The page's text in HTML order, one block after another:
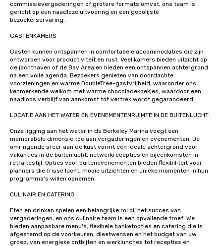
commissievergaderingen of grotere formats omvat, ons team is
gericht op een naadloze uitvoering en een gepolijste
bezoekerservaring.
GASTENKAMERS
Gasten kunnen ontspannen in comfortabele accommodaties die zijn
ontworpen voor productiviteit en rust. Veel kamers bieden uitzicht op
de jachthaven of de Bay Area en bieden een ontspannen achtergrond
na een volle agenda. Bezoekers genieten van doordachte
voorzieningen en warme DoubleTree-gastvrijheid, waaronder ons
kenmerkende welkom met warme chocoladekoekjes, waardoor een
naadloos verblijf van aankomst tot vertrek wordt gegarandeerd.
LOCATIE AAN HET WATER EN EVENEMENTENRUIMTE IN DE BUITENLUCHT
Onze ligging aan het water in de Berkeley Marina voegt een
memorabele dimensie toe aan vergaderingen en evenementen. De
omringende sfeer aan de kust vormt een ideale achtergrond voor
vakanties in de buitenlucht, netwerkrecepties en bijeenkomsten in
retraitestijl. Opties voor buitenevenementen bieden flexibiliteit voor
planners die frisse lucht, mooie uitzichten en unieke momenten in hun
programma's willen opnemen.
CULINAIR EN CATERING
Eten en drinken spelen een belangrijke rol bij het succes van
vergaderingen, en ons culinaire team is een opvallende troef. We
bieden aanpasbare menu's, flexibele banketopties en catering die is
afgestemd op de voorkeuren, dieetwensen en het budget van uw
groep, van energieke ontbijten en werklunches tot recepties en